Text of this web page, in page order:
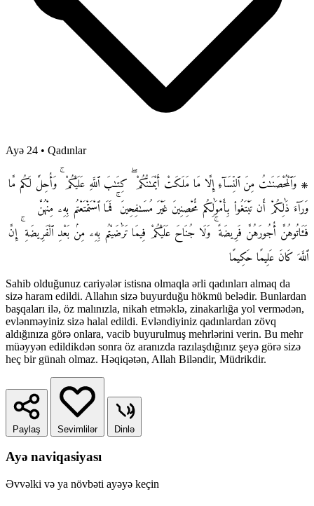
Ayə 24 • Qadınlar
۞ وَٱلْمُحْصَنَـٰتُ مِنَ ٱلنِّسَآءِ إِلَّا مَا مَلَكَتْ أَيْمَـٰنُكُمْ ۖ كِتَـٰبَ ٱللَّهِ عَلَيْكُمْ ۚ وَأُحِلَّ لَكُم مَّا
وَرَآءَ ذَٰلِكُمْ أَن تَبْتَغُوا۟ بِأَمْوَٰلِكُم مُّحْصِنِينَ غَيْرَ مُسَـٰفِحِينَ ۚ فَمَا ٱسْتَمْتَعْتُم بِهِۦ مِنْهُنَّ
فَـَٔاتُوهُنَّ أُجُورَهُنَّ فَرِيضَةً ۚ وَلَا جُنَاحَ عَلَيْكُمْ فِيمَا تَرَٰضَيْتُم بِهِۦ مِنۢ بَعْدِ ٱلْفَرِيضَةِ ۚ إِنَّ
ٱللَّهَ كَانَ عَلِيمًا حَكِيمًا
Sahib olduğunuz cariyələr istisna olmaqla ərli qadınları almaq da
sizə haram edildi. Allahın sizə buyurduğu hökmü belədir. Bunlardan
başqaları ilə, öz malınızla, nikah etməklə, zinakarlığa yol vermədən,
evlənməyiniz sizə halal edildi. Evləndiyiniz qadınlardan zövq
aldığınıza görə onlara, vacib buyurulmuş mehrlərini verin. Bu mehr
müəyyən edildikdən sonra öz aranızda razılaşdığınız şeyə görə sizə
heç bir günah olmaz. Həqiqətən, Allah Biləndir, Müdrikdir.
Paylaş Sevimlilər Dinlə
Ayə naviqasiyası
Əvvəlki və ya növbəti ayəyə keçin